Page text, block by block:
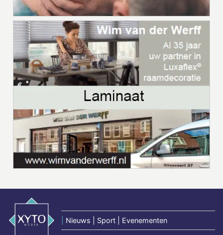
Nieuws | Sport | Evenementen